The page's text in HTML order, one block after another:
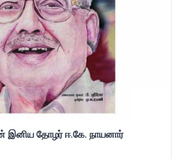
இனிய தோழர் ஈ.கே. நாயனார்